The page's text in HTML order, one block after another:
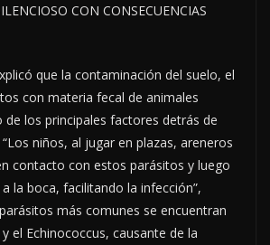
CON CONSECUENCIAS
que la contaminación del suelo, el
con materia fecal de animales
los principales factores detrás de
niños, al jugar en plazas, areneros
contacto con estos parásitos y luego
la boca, facilitando la infección”,
más comunes se encuentran
el Echinococcus, causante de la